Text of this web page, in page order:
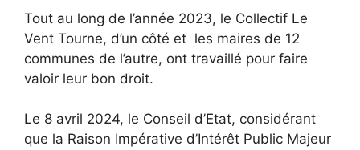
Tout au long de l’année 2023, le Collectif Le
Vent Tourne, d’un côté et les maires de 12
communes de l’autre, ont travaillé pour faire
valoir leur bon droit.
Le 8 avril 2024, le Conseil d’Etat, considérant
que la Raison Impérative d’Intérêt Public Majeur